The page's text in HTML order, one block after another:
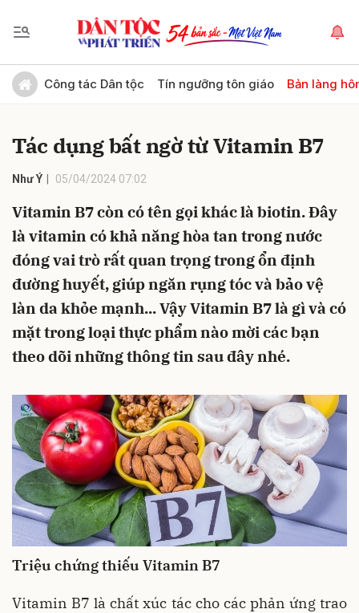
Công tác Dân tộc Tín ngưỡng tôn giáo Bản làng
Tác dụng bất ngờ từ Vitamin B7
Như Ý 05/04/2024 07:02
Vitamin B7 còn có tên gọi khác là biotin. Đây
là vitamin có khả năng hòa tan trong nước
đóng vai trò rất quan trọng trong ổn định
đường huyết, giúp ngăn rụng tóc và bảo vệ
làn da khỏe mạnh... Vậy Vitamin B7 là gì và có
mặt trong loại thực phẩm nào mời các bạn
theo dõi những thông tin sau đây nhé.
Triệu chứng thiếu Vitamin B7
Vitamin B7 là chất xúc tác cho các phản ứng trao
Gửi bình luận
Hủy Gửi